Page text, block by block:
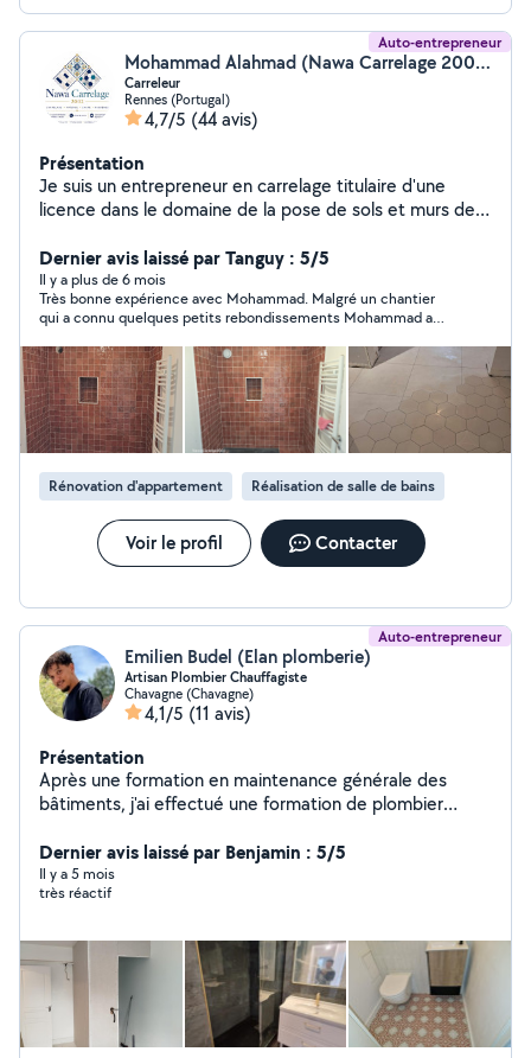
Auto-entrepreneur
Mohammad Alahmad (Nawa Carrelage 2002)
Carreleur
Rennes (Portugal)
4,7/5 (44 avis)
Présentation
Je suis un entrepreneur en carrelage titulaire d'une
licence dans le domaine de la pose de sols et murs de
sont couverts par une garantie décennale, je prends en
charge toutes vos demandes et vous accompagne tout
au long de votre projet et vous apporte des conseils
avisés afin de vous fournir des prestations à la hauteur
de vos attentes, DEVIS ET DÉPLACEMENT GRATUIT.
Dernier avis laissé par Tanguy : 5/5
Il y a plus de 6 mois
Très bonne expérience avec Mohammad. Malgré un chantier
qui a connu quelques petits rebondissements Mohammad a
est bon et soigné. Mohammad est également très vigilant, il
prends bien soin de faire attention aux autres parties de la
maison et donne toujours un coup de menage apres son
passage. Je recommande et je n'hésiterais pas à refaire appel a
ses services. Merci !
Rénovation d'appartement Réalisation de salle de bains
Voir le profil Contacter
Auto-entrepreneur
Emilien Budel (Elan plomberie)
Artisan Plombier Chauffagiste
Chavagne (Chavagne)
4,1/5 (11 avis)
Présentation
Après une formation en maintenance générale des
bâtiments, j'ai effectué une formation de plombier
camion, je suis à votre disposition pour réaliser vos
besoins. Je suis particulièrement spécialisé en
Dernier avis laissé par Benjamin : 5/5
Il y a 5 mois
très réactif